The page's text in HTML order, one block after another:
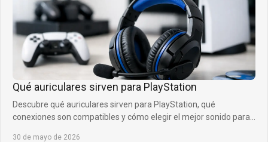
Qué auriculares sirven para PlayStation
Descubre qué auriculares sirven para PlayStation, qué
conexiones son compatibles y cómo elegir el mejor sonido para
30 de mayo de 2026